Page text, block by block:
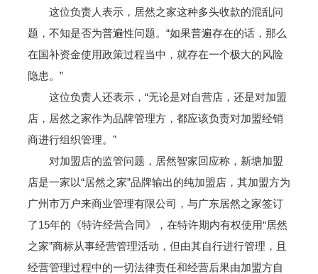
这位负责人表示，居然之家这种多头收款的混乱问
题，不知是否为普遍性问题。“如果普遍存在的话，那么
在国补资金使用政策过程当中，就存在一个极大的风险
隐患。”
这位负责人还表示，“无论是对自营店，还是对加盟
店，居然之家作为品牌管理方，都应该负责对加盟经销
商进行组织管理。”
对加盟店的监管问题，居然智家回应称，新塘加盟
店是一家以“居然之家”品牌输出的纯加盟店，其加盟方为
广州市万户来商业管理有限公司，与广东居然之家签订
了15年的《特许经营合同》，在特许期内有权使用“居然
之家”商标从事经营管理活动，但由其自行进行管理，且
经营管理过程中的一切法律责任和经营后果由加盟方自